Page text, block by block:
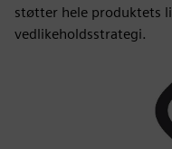
støtter hele produktets
vedlikeholdsstrategi.